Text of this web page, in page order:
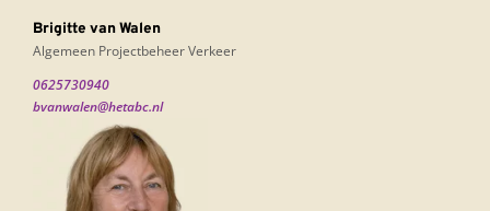
Brigitte van Walen
Algemeen Projectbeheer Verkeer
0625730940
bvanwalen@hetabc.nl